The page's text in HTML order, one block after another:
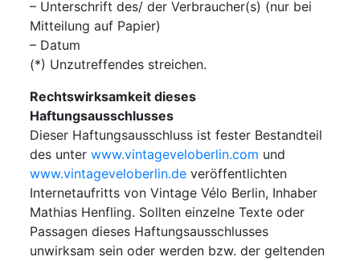
– Unterschrift des/ der Verbraucher(s) (nur bei
Mitteilung auf Papier)
– Datum
(*) Unzutreffendes streichen.
Rechtswirksamkeit dieses
Haftungsausschlusses
Dieser Haftungsausschluss ist fester Bestandteil
des unterwww.vintageveloberlin.com und
www.vintageveloberlin.de veröffentlichten
Internetaufritts von Vintage Vélo Berlin, Inhaber
Mathias Henfling. Sollten einzelne Texte oder
Passagen dieses Haftungsausschlusses
unwirksam sein oder werden bzw. der geltenden